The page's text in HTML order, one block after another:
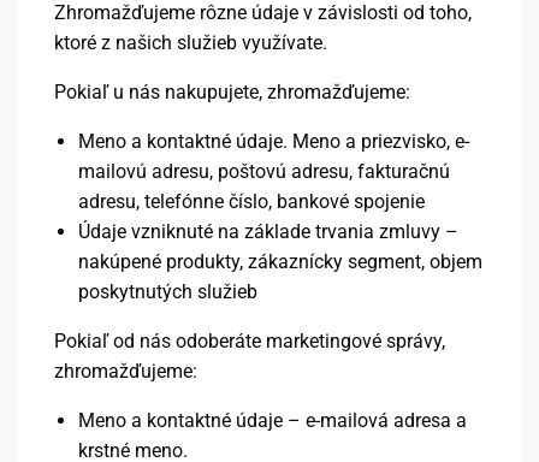
Zhromažďujeme rôzne údaje v závislosti od toho,
ktoré z našich služieb využívate.
Pokiaľ u nás nakupujete, zhromažďujeme:
Meno a kontaktné údaje. Meno a priezvisko, e-
mailovú adresu, poštovú adresu, fakturačnú
adresu, telefónne číslo, bankové spojenie
Údaje vzniknuté na základe trvania zmluvy –
nakúpené produkty, zákaznícky segment, objem
poskytnutých služieb
Pokiaľ od nás odoberáte marketingové správy,
zhromažďujeme:
Meno a kontaktné údaje – e-mailová adresa a
krstné meno.